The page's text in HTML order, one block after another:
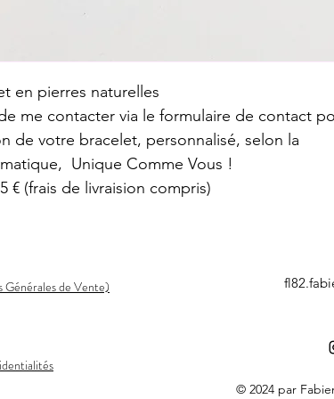
en pierres naturelles
me contacter via le formulaire de contact
de votre bracelet, personnalisé, selon la
Unique Comme Vous !
€ (frais de livraision compris)
de Vente)
© 2024 par